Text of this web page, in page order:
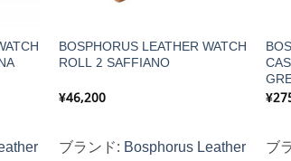
BOSPHORUS LEATHER WATCH
ROLL 2 SAFFIANO
¥46,200
ブランド: Bosphorus Leather
¥
ブ